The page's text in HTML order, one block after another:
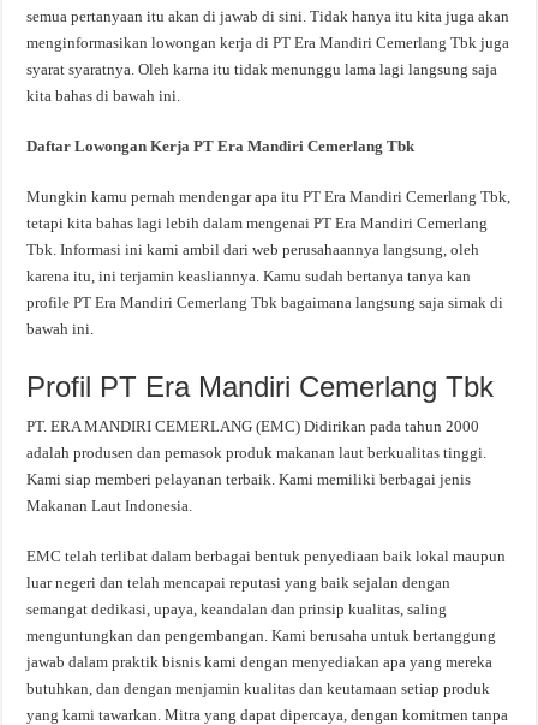
semua pertanyaan itu akan di jawab di sini. Tidak hanya itu kita juga akan
menginformasikan lowongan kerja di PT Era Mandiri Cemerlang Tbk juga
syarat syaratnya. Oleh karna itu tidak menunggu lama lagi langsung saja
kita bahas di bawah ini.
Daftar Lowongan Kerja PT Era Mandiri Cemerlang Tbk
Mungkin kamu pernah mendengar apa itu PT Era Mandiri Cemerlang Tbk,
tetapi kita bahas lagi lebih dalam mengenai PT Era Mandiri Cemerlang
Tbk. Informasi ini kami ambil dari web perusahaannya langsung, oleh
karena itu, ini terjamin keasliannya. Kamu sudah bertanya tanya kan
profile PT Era Mandiri Cemerlang Tbk bagaimana langsung saja simak di
bawah ini.
Profil PT Era Mandiri Cemerlang Tbk
PT. ERA MANDIRI CEMERLANG (EMC) Didirikan pada tahun 2000
adalah produsen dan pemasok produk makanan laut berkualitas tinggi.
Kami siap memberi pelayanan terbaik. Kami memiliki berbagai jenis
Makanan Laut Indonesia.
EMC telah terlibat dalam berbagai bentuk penyediaan baik lokal maupun
luar negeri dan telah mencapai reputasi yang baik sejalan dengan
semangat dedikasi, upaya, keandalan dan prinsip kualitas, saling
menguntungkan dan pengembangan. Kami berusaha untuk bertanggung
jawab dalam praktik bisnis kami dengan menyediakan apa yang mereka
butuhkan, dan dengan menjamin kualitas dan keutamaan setiap produk
yang kami tawarkan. Mitra yang dapat dipercaya, dengan komitmen tanpa